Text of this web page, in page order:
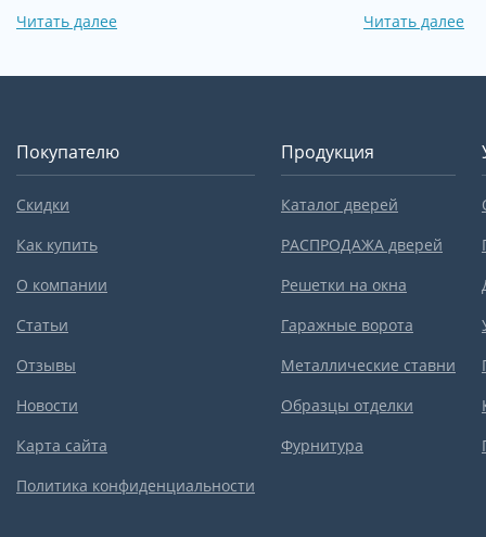
Читать далее
Читать далее
Покупателю
Скидки
Как купить
О компании
Статьи
Отзывы
Новости
Карта сайта
Политика конфиденциальности
Продукция
Каталог дверей
РАСПРОДАЖА дверей
Решетки на окна
Гаражные ворота
Металлические ставни
Образцы отделки
Фурнитура